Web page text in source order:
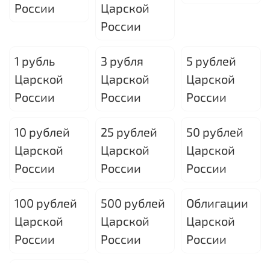
России
Царской
России
1 рубль
Царской
России
3 рубля
Царской
России
5 рублей
Царской
России
10 рублей
Царской
России
25 рублей
Царской
России
50 рублей
Царской
России
100 рублей
Царской
России
500 рублей
Царской
России
Облигации
Царской
России